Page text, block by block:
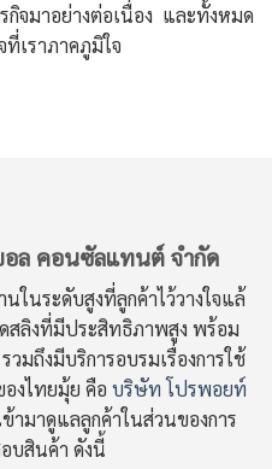
กิจมาอย่างต่อเนื่อง และทั้งหมด
ที่เราภาคภูมิใจ
ล คอนซัลแทนต์ จำกัด
นระดับสูงที่ลูกค้าไว้วางใจแล้
สลิงที่มีประสิทธิภาพสูง พร้อม
วมถึงมีบริการอบรมเรื่องการใช้
งไทยมุ้ย คือ บริษัท โปรพอยท์
ข้ามาดูแลลูกค้าในส่วนของการ
บสินค้า ดังนี้